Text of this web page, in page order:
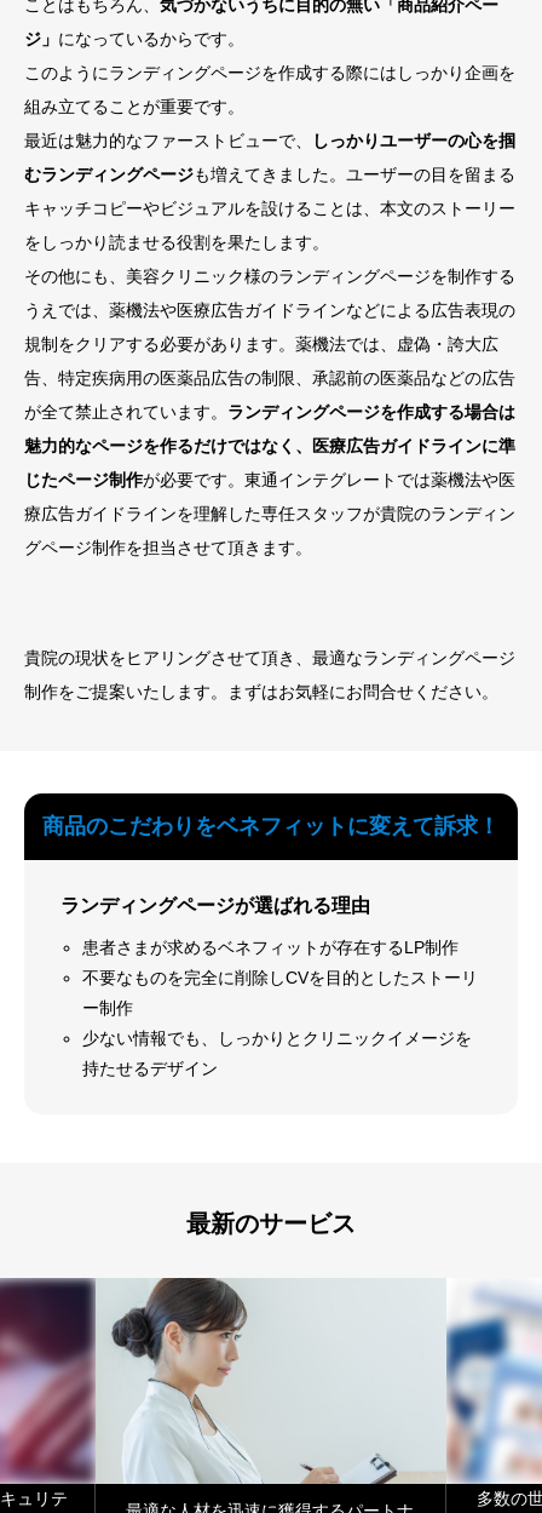
ことはもちろん、 気づかないうちに目的の無い「商品紹介ペー
ジ」 になっているからです。
このようにランディングページを作成する際にはしっかり企画を
組み立てることが重要です。
最近は魅力的なファーストビューで、
しっかりユーザーの心を掴
むランディングページも増えてきました。ユーザーの目を留まる
キャッチコピーやビジュアルを設けることは、本文のストーリー
をしっかり読ませる役割を果たします。
その他にも、美容クリニック様のランディングページを制作する
うえでは、薬機法や医療広告ガイドラインなどによる広告表現の
規制をクリアする必要があります。薬機法では、虚偽・誇大広
告、特定疾病用の医薬品広告の制限、承認前の医薬品などの広告
が全て禁止されています。 ランディングページを作成する場合は
魅力的なページを作るだけではなく、医療広告ガイドラインに準
じたページ制作が必要です。東通インテグレートでは薬機法や医
療広告ガイドラインを理解した専任スタッフが貴院のランディン
グページ制作を担当させて頂きます。
貴院の現状をヒアリングさせて頂き、最適なランディングページ
制作をご提案いたします。まずはお気軽にお問合せください。
商品のこだわりをベネフィットに変えて訴求！
ランディングページが選ばれる理由
患者さまが求めるベネフィットが存在するLP制作
不要なものを完全に削除しCVを目的としたストーリ
ー制作
少ない情報でも、しっかりとクリニックイメージを
持たせるデザイン
最新のサービス
ュリテ 多数の